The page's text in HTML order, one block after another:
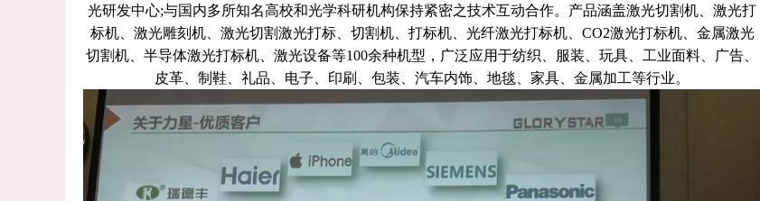
光研发中心;与国内多所知名高校和光学科研机构保持紧密之技术互动合作。 产品涵盖激光切割机、激光打
标机、激光雕刻机、激光切割激光打标、切割机、打标机、光纤激光打标机、CO2激光打标机、金属激光
切割机、半导体激光打标机、激光设备等100余种机型，广泛应用于纺织、服装、玩具、工业面料、广告、
皮革、制鞋、礼品、电子、印刷、包装、汽车内饰、地毯、家具、金属加工等行业。